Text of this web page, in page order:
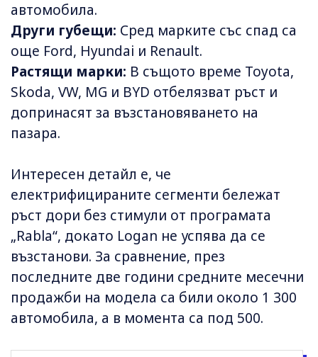
автомобила.
Други губещи: Сред марките със спад са
още Ford, Hyundai и Renault.
Растящи марки: В същото време Toyota,
Skoda, VW, MG и BYD отбелязват ръст и
допринасят за възстановяването на
пазара.
Интересен детайл е, че
електрифицираните сегменти бележат
ръст дори без стимули от програмата
„Rabla“, докато Logan не успява да се
възстанови. За сравнение, през
последните две години средните месечни
продажби на модела са били около 1 300
автомобила, а в момента са под 500.